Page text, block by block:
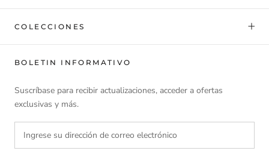
COLECCIONES
BOLETIN INFORMATIVO
Suscríbase para recibir actualizaciones, acceder a ofertas
exclusivas y más.